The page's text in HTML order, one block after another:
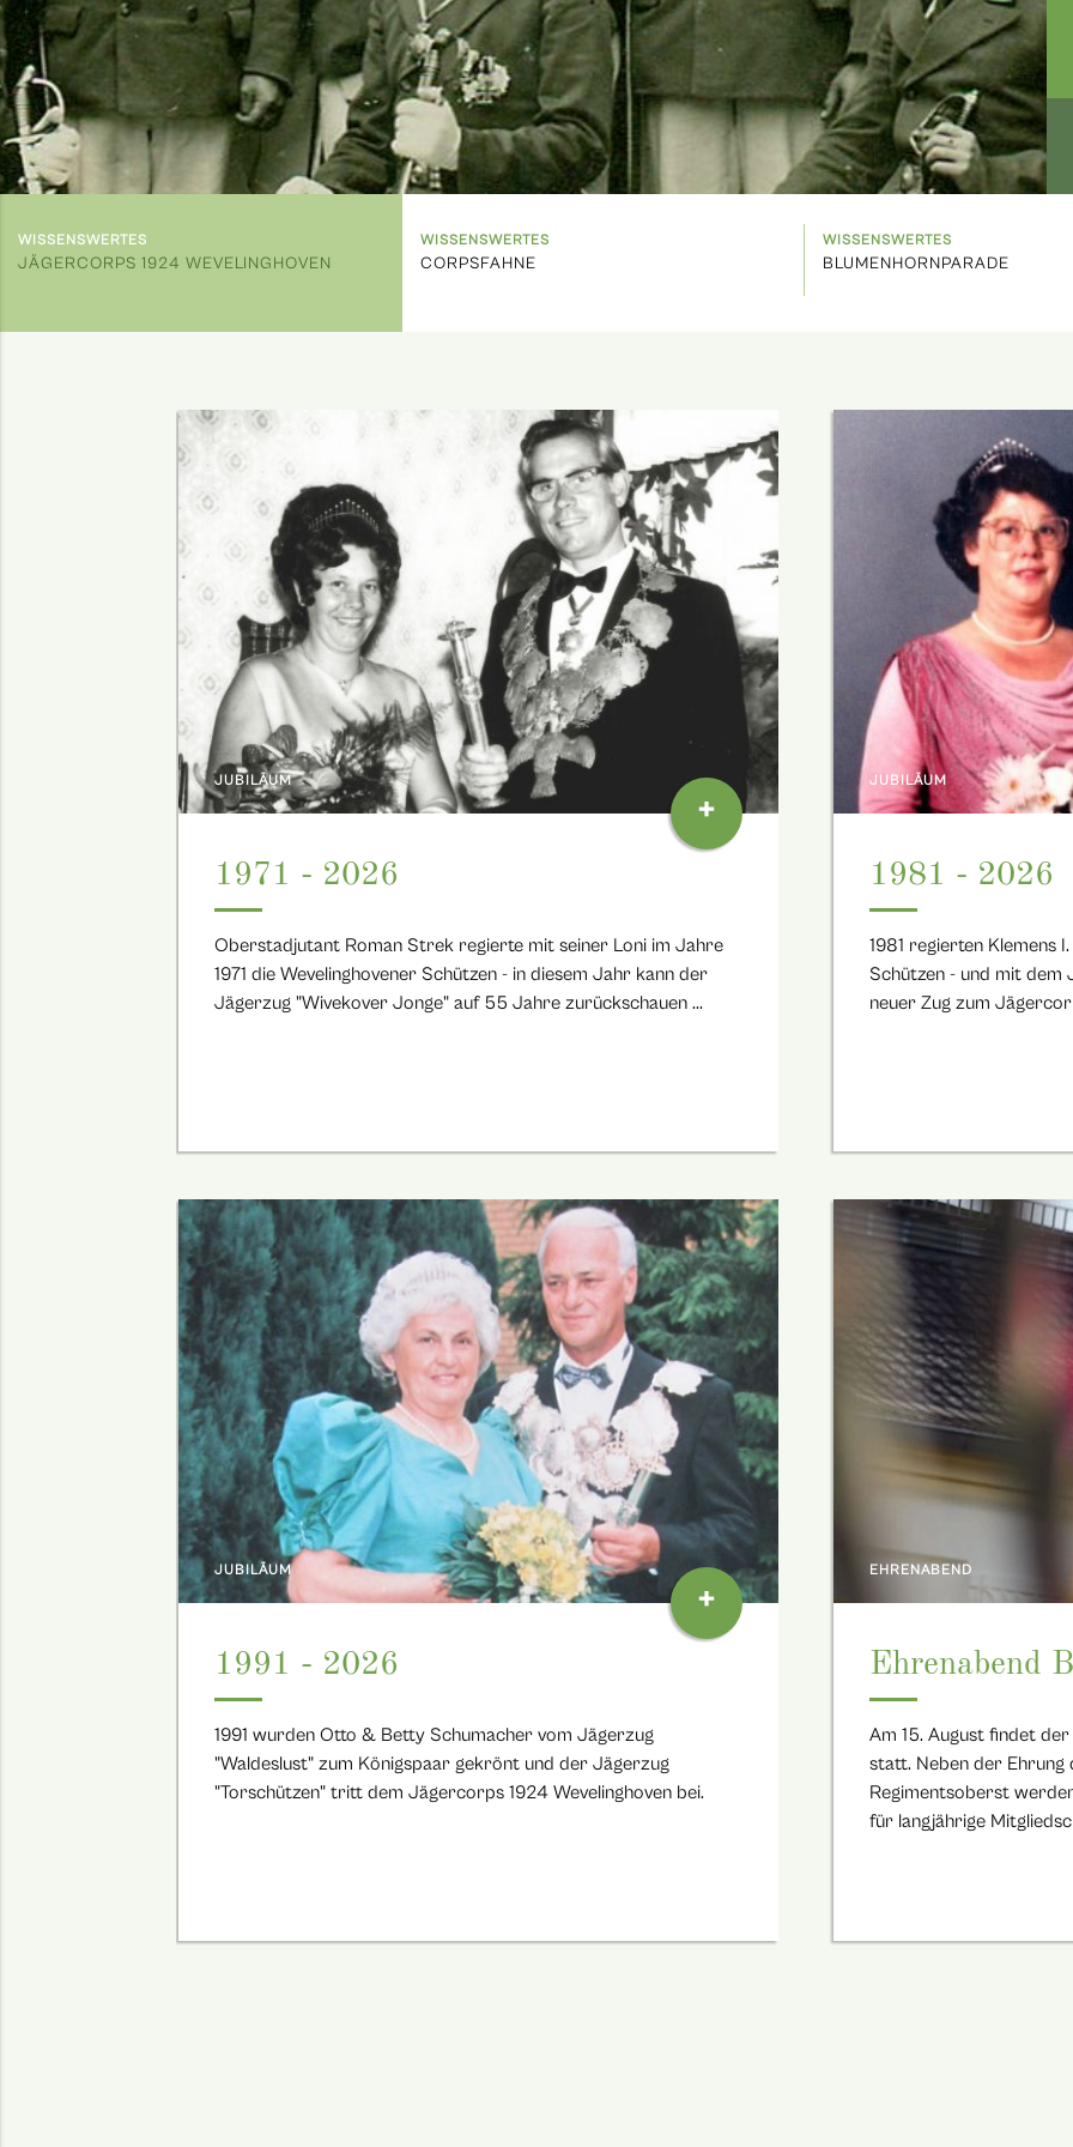
WISSENSWERTES
JÄGERCORPS 1924 WEVELINGHOVEN
WISSENSWERTES
CORPSFAHNE
WISSENSWERTES
BLUMENHORNPARADE
JUBILÄUM
1971 - 2026
Oberstadjutant Roman Strek regierte mit seiner Loni im Jahre
1971 die Wevelinghovener Schützen - in diesem Jahr kann der
Jägerzug "Wivekover Jonge" auf 55 Jahre zurückschauen ...
+
JUBILÄUM
1981 - 2026
1981 regierten Klemens
Schützen - und mit dem
neuer Zug zum
JUBILÄUM
1991 - 2026
1991 wurden Otto & Betty Schumacher vom Jägerzug
"Waldeslust" zum Königspaar gekrönt und der Jägerzug
"Torschützen" tritt dem Jägercorps 1924 Wevelinghoven bei.
+
EHRENABEND
Ehrenabend
Am 15. August findet
statt. Neben der Ehrung
Regimentsoberst
für langjährige